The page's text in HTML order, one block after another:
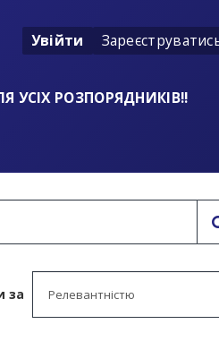
Увійти
УСІХ РОЗПОРЯДНИКІВ!!
за